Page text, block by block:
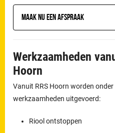
Maak nu een afspraak
Werkzaamheden
Hoorn
Vanuit RRS Hoorn worden
werkzaamheden uitgevoerd:
Riool ontstoppen